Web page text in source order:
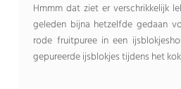
Hmmm dat ziet er verschrikkelijk
geleden bijna hetzelfde gedaan
rode fruitpuree in een
gepureerde ijsblokjes tijdens het